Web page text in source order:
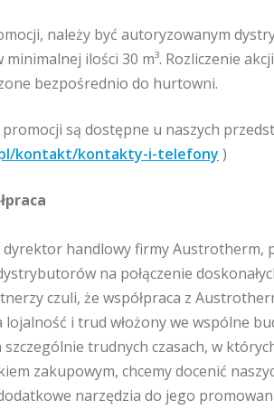
należy być autoryzowanym
ilości 30 m³. Rozliczenie
bezpośrednio do hurtowni.
promocji są dostępne u naszych
kontakt/kontakty-i-telefony )
dyrektor handlowy firmy Austrotherm,
na połączenie
czuli, że współpraca z
i trud włożony we wspólne
trudnych czasach, w
zakupowym, chcemy docenić
narzędzia do jego